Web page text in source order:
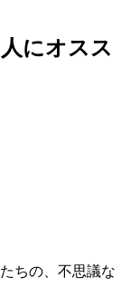
にオスス
ちの、不思議な